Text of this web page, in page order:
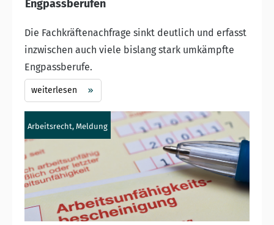
Engpassberufen
Die Fachkräftenachfrage sinkt deutlich und erfasst
inzwischen auch viele bislang stark umkämpfte
Engpassberufe.
weiterlesen
Arbeitsrecht, Meldung